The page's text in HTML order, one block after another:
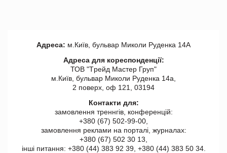
Адреса: м.Київ, бульвар Миколи Руденка 14А
Адреса для кореспонденції:
ТОВ "Tрейд Мастер Груп"
м.Київ, бульвар Миколи Руденка 14а,
2 поверх, оф 121, 03194
Контакти для:
замовлення треннгів, конференцій:
+380 (67) 502-99-00,
замовлення реклами на порталі, журналах:
+380 (67) 502 30 13,
інші питання: +380 (44) 383 92 39, +380 (44) 383 50 34.